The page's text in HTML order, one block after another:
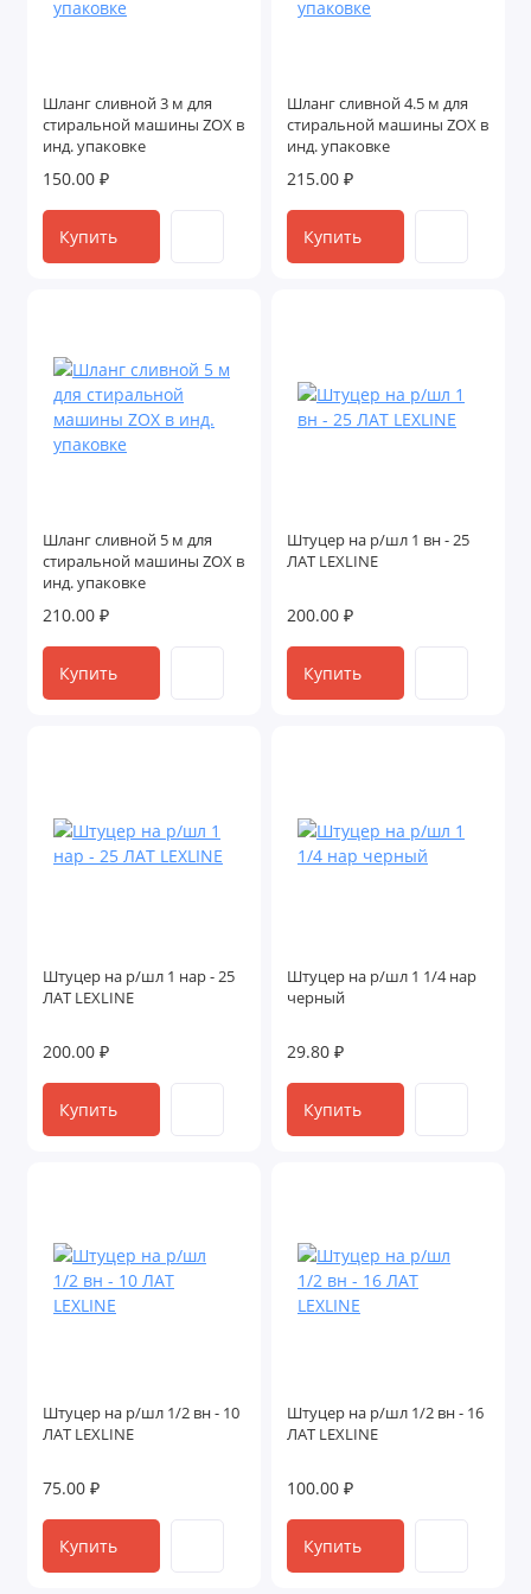
Шланг сливной 3 м для
стиральной машины ZOX в
инд. упаковке
150.00 ₽
Купить
Шланг сливной 4.5 м для
стиральной машины ZOX в
инд. упаковке
215.00 ₽
Купить
Шланг сливной 5 м для
стиральной машины ZOX в
инд. упаковке
210.00 ₽
Купить
Штуцер на р/шл 1 вн - 25
ЛАТ LEXLINE
200.00 ₽
Купить
Штуцер на р/шл 1 нар - 25
ЛАТ LEXLINE
200.00 ₽
Купить
Штуцер на р/шл 1 1/4 нар
черный
29.80 ₽
Купить
Штуцер на р/шл 1/2 вн - 10
ЛАТ LEXLINE
75.00 ₽
Купить
Штуцер на р/шл 1/2 вн - 16
ЛАТ LEXLINE
100.00 ₽
Купить